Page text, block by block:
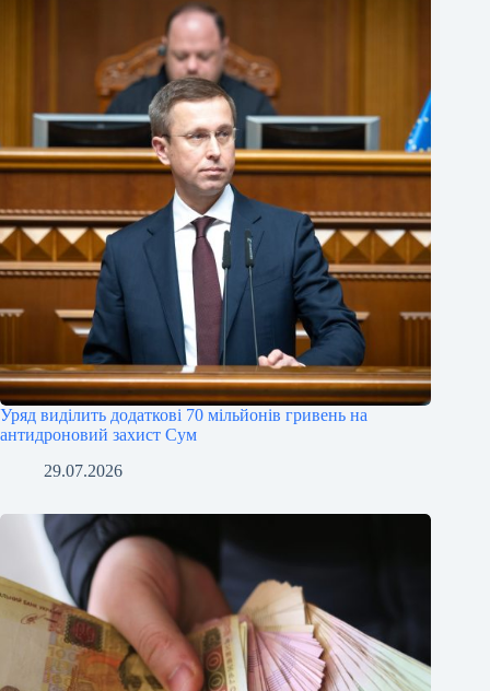
Уряд виділить додаткові 70 мільйонів гривень на
антидроновий захист Сум
29.07.2026